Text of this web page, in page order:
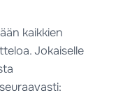
kaikkien
Jokaiselle